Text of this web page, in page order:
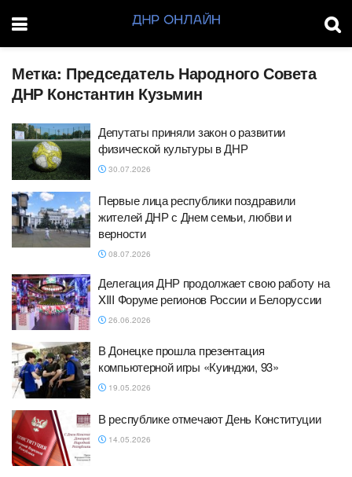
Метка: Председатель Народного Совета
ДНР Константин Кузьмин
Депутаты приняли закон о развитии
физической культуры в ДНР
30.07.2026
Первые лица республики поздравили
жителей ДНР с Днем семьи, любви и
верности
08.07.2026
Делегация ДНР продолжает свою работу на
XIII Форуме регионов России и Белоруссии
26.06.2026
В Донецке прошла презентация
компьютерной игры «Куинджи, 93»
19.05.2026
В республике отмечают День Конституции
14.05.2026